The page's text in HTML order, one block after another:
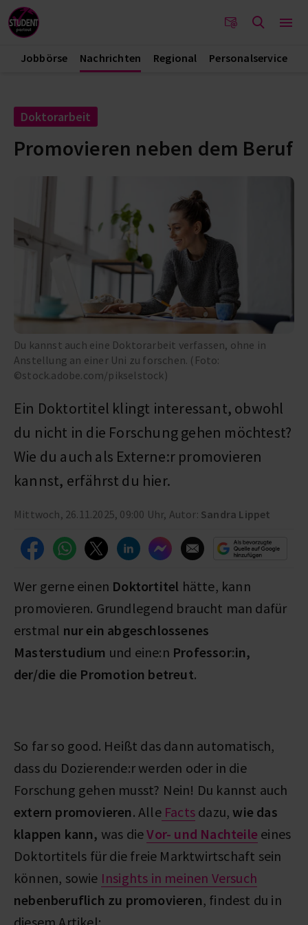
Jobbörse Nachrichten Regional Personalservice
Doktorarbeit
Promovieren neben dem Beruf
Du kannst auch eine Doktorarbeit verfassen, ohne in
Anstellung an einer Uni zu forschen. (Foto:
©stock.adobe.com/pikselstock)
Ein Doktortitel klingt interessant, obwohl
du nicht in die Forschung gehen möchtest?
Wie du auch als Externe:r promovieren
kannst, erfährst du hier.
Mittwoch, 26.11.2025, 09:00 Uhr, Autor: Sandra Lippet
Wer gerne einen Doktortitel hätte, kann
promovieren. Grundlegend braucht man dafür
erstmal nur ein abgeschlossenes
Masterstudium und eine:n Professor:in,
der/die die Promotion betreut.
So far so good. Heißt das dann automatisch,
dass du Dozierende:r werden oder in die
Forschung gehen musst? Nein! Du kannst auch
extern promovieren. Alle Facts dazu, wie das
klappen kann, was dieVor- und Nachteile eines
Doktortitels für die freie Marktwirtschaft sein
können, sowie Insights in meinen Versuch
nebenberuflich zu promovieren, findest du in